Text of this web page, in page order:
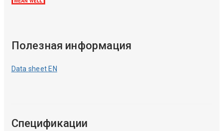
Полезная информация
Data sheet EN
Спецификации